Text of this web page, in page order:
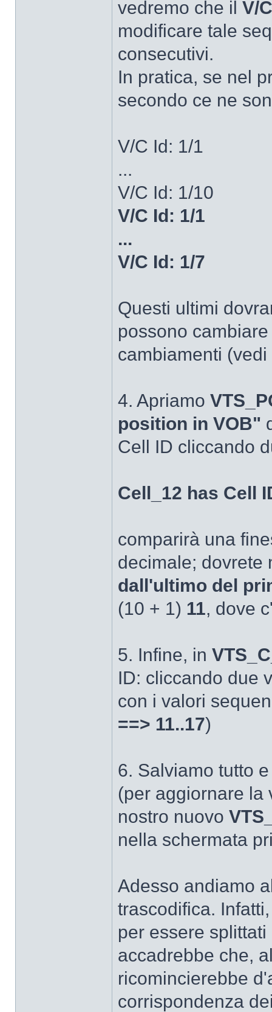
vedremo che il V/
modificare tale
consecutivi.
In pratica, se nel
secondo ce ne
V/C Id: 1/1
...
V/C Id: 1/10
V/C Id: 1/1
...
V/C Id: 1/7
Questi ultimi
possono
cambiamenti
4. Apriamo
position in VOB"
Cell ID cliccando
Cell_12 has Cell
comparirà una
decimale; dovrete
dall'ultimo del
(10 + 1) 11, dove
5. Infine, in
ID: cliccando due
con i valori
==> 11..17)
6. Salviamo tutto
(per aggiornare la
nostro nuovo
nella schermata
Adesso andiamo
trascodifica.
per essere
accadrebbe che,
ricomincierebbe
corrispondenza